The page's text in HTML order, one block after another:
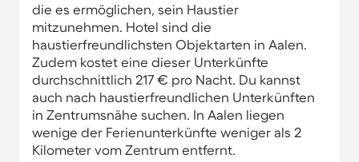
die es ermöglichen, sein Haustier
mitzunehmen. Hotel sind die
haustierfreundlichsten Objektarten in Aalen.
Zudem kostet eine dieser Unterkünfte
durchschnittlich 217 € pro Nacht. Du kannst
auch nach haustierfreundlichen Unterkünften
in Zentrumsnähe suchen. In Aalen liegen
wenige der Ferienunterkünfte weniger als 2
Kilometer vom Zentrum entfernt.